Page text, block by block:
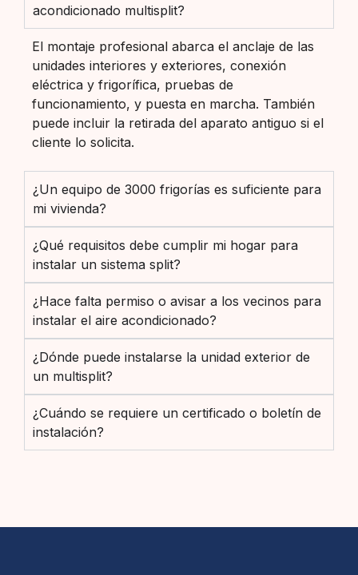
acondicionado multisplit?
El montaje profesional abarca el anclaje de las
unidades interiores y exteriores, conexión
eléctrica y frigorífica, pruebas de
funcionamiento, y puesta en marcha. También
puede incluir la retirada del aparato antiguo si el
cliente lo solicita.
¿Un equipo de 3000 frigorías es suficiente para
mi vivienda?
¿Qué requisitos debe cumplir mi hogar para
instalar un sistema split?
¿Hace falta permiso o avisar a los vecinos para
instalar el aire acondicionado?
¿Dónde puede instalarse la unidad exterior de
un multisplit?
¿Cuándo se requiere un certificado o boletín de
instalación?